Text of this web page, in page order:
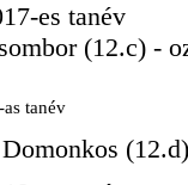
es tanév
(12.c) -
tanév